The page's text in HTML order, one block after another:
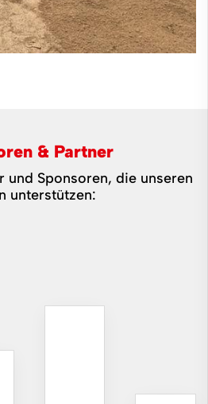
& Partner
und Sponsoren, die unseren
unterstützen: